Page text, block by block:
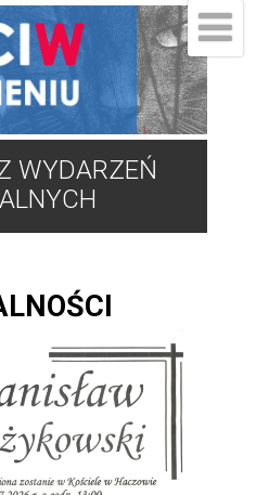
WYDARZEŃ